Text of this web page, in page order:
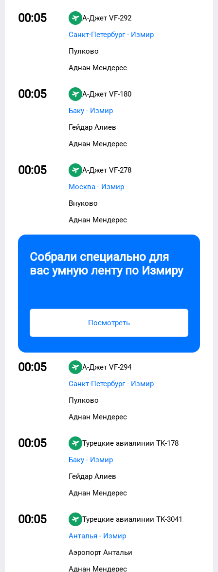
00:05 А-Джет VF-292
Санкт-Петербург - Измир
Пулково
Аднан Мендерес
00:05 А-Джет VF-180
Баку - Измир
Гейдар Алиев
Аднан Мендерес
00:05 А-Джет VF-278
Москва - Измир
Внуково
Аднан Мендерес
Собрали специально для
вас умную ленту по Измиру
Посмотреть
00:05 А-Джет VF-294
Санкт-Петербург - Измир
Пулково
Аднан Мендерес
00:05 Турецкие авиалинии TK-178
Баку - Измир
Гейдар Алиев
Аднан Мендерес
00:05 Турецкие авиалинии TK-3041
Анталья - Измир
Аэропорт Антальи
Аднан Мендерес